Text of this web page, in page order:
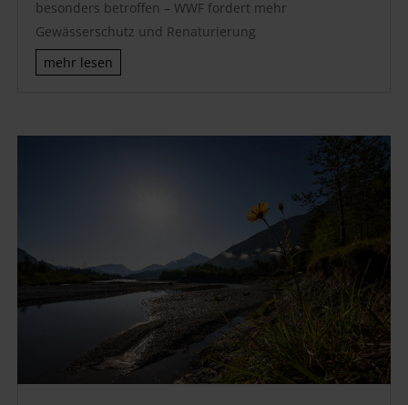
besonders betroffen – WWF fordert mehr
Gewässerschutz und Renaturierung
mehr lesen